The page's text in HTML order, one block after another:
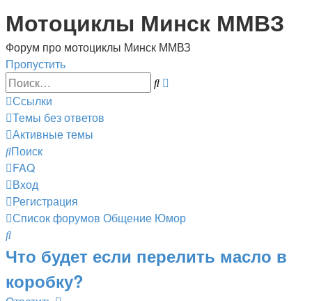
Мотоциклы Минск ММВЗ
Форум про мотоциклы Минск ММВЗ
Пропустить
Поиск
Ссылки
Темы без ответов
Активные темы
Поиск
FAQ
Вход
Регистрация
Список форумов Общение Юмор
Поиск
Что будет если перелить масло в
коробку?